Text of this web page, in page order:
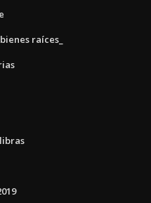
raíces_